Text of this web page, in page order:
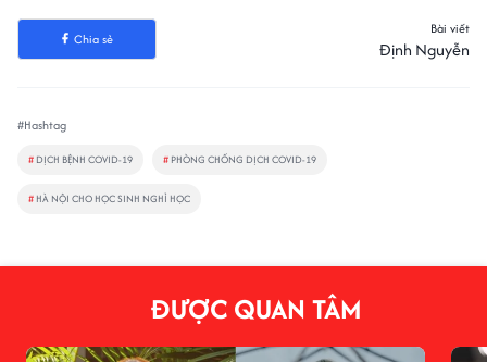
Chia sẻ
Bài viết
Định Nguyễn
#Hashtag
# DỊCH BỆNH COVID-19 # PHÒNG CHỐNG DỊCH COVID-19
# HÀ NỘI CHO HỌC SINH NGHỈ HỌC
ĐƯỢC QUAN TÂM